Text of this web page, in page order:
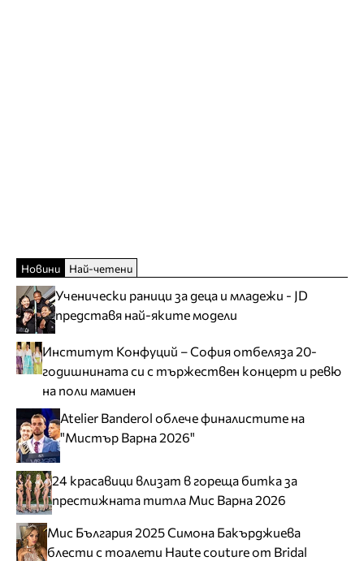
Новини Най-четени
Ученически раници за деца и младежи - JD
представя най-яките модели
Институт Конфуций – София отбеляза 20-
годишнината си с тържествен концерт и ревю
на поли мамиен
Atelier Banderol облече финалистите на
"Мистър Варна 2026"
24 красавици влизат в гореща битка за
престижната титла Мис Варна 2026
Мис България 2025 Симона Бакърджиева
блести с тоалети Haute couture от Bridal